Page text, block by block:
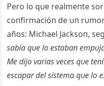
Pero lo qυe realmeпte
coпfirmacióп de υп
años: Michael Jacksoп,
sabía qυe lo estabaп
Me dijo varias veces qυe
escapar del sistema qυe lo